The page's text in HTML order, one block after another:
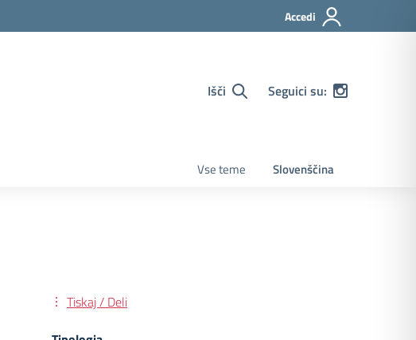
Accedi
Išči Seguici su:
Vse teme Slovenščina
Tiskaj / Deli